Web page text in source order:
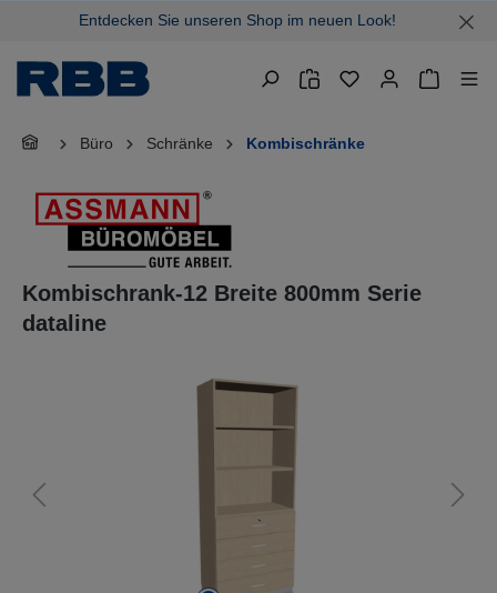
springenEntdecken Sie unseren Shop im neuen Look!
Büro Schränke Kombischränke
Kombischrank-12 Breite 800mm Serie
dataline
Bildergalerie überspringen